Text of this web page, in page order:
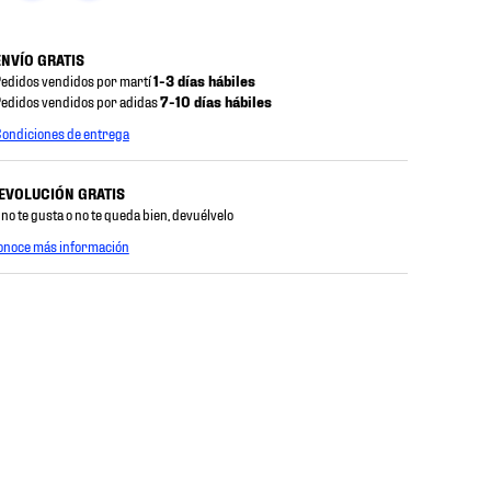
GRATIS
vendidos por martí1-3 días hábiles
vendidos por adidas7-10 días hábiles
de entrega
GRATIS
te gusta o no te queda bien, devuélvelo
más información